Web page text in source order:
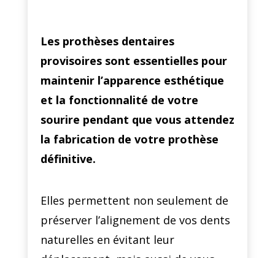
Les prothèses dentaires
provisoires sont essentielles pour
maintenir l’apparence esthétique
et la fonctionnalité de votre
sourire pendant que vous attendez
la fabrication de votre prothèse
définitive.
Elles permettent non seulement de
préserver l’alignement de vos dents
naturelles en évitant leur